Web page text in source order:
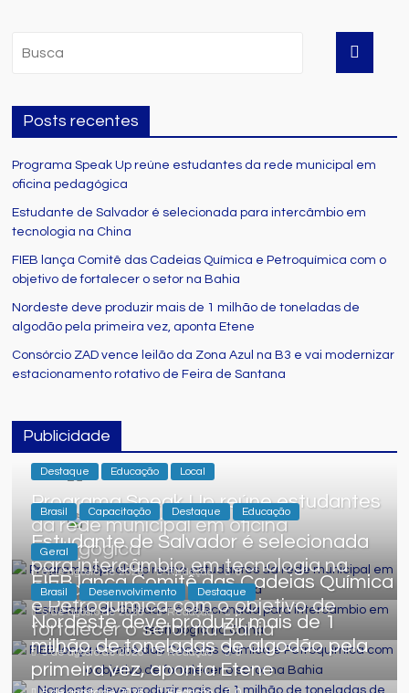
Posts recentes
Programa Speak Up reúne estudantes da rede municipal em
oficina pedagógica
Estudante de Salvador é selecionada para intercâmbio em
tecnologia na China
FIEB lança Comitê das Cadeias Química e Petroquímica com o
objetivo de fortalecer o setor na Bahia
Nordeste deve produzir mais de 1 milhão de toneladas de
algodão pela primeira vez, aponta Etene
Consórcio ZAD vence leilão da Zona Azul na B3 e vai modernizar
estacionamento rotativo de Feira de Santana
Publicidade
Destaque Educação Local
Programa Speak Up reúne estudantes
da rede municipal em oficina
pedagógica
6 de agosto de 2026 Redação 0
Brasil Capacitação Destaque Educação
Estudante de Salvador é selecionada
para intercâmbio em tecnologia na
China
5 de agosto de 2026 Redação 0
Geral
FIEB lança Comitê das Cadeias Química
e Petroquímica com o objetivo de
fortalecer o setor na Bahia
5 de agosto de 2026 Redação 0
Brasil Desenvolvimento Destaque
Nordeste deve produzir mais de 1
milhão de toneladas de algodão pela
primeira vez, aponta Etene